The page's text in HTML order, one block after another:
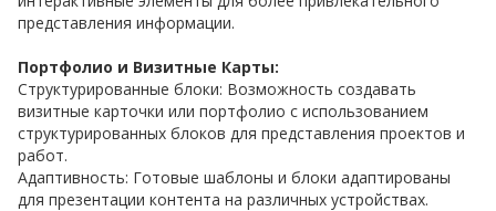
представления информации.
Портфолио и Визитные Карты:
Структурированные блоки: Возможность создавать
визитные карточки или портфолио с использованием
структурированных блоков для представления проектов и
работ.
Адаптивность: Готовые шаблоны и блоки адаптированы
для презентации контента на различных устройствах.